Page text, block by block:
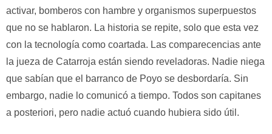
activar, bomberos con hambre y organismos superpuestos
que no se hablaron. La historia se repite, solo que esta vez
con la tecnología como coartada. Las comparecencias ante
la jueza de Catarroja están siendo reveladoras. Nadie niega
que sabían que el barranco de Poyo se desbordaría. Sin
embargo, nadie lo comunicó a tiempo. Todos son capitanes
a posteriori, pero nadie actuó cuando hubiera sido útil.